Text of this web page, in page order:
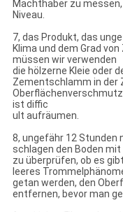
Machthaber zu
Niveau.
7, das Produkt, das
Klima und dem Grad
müssen wir verwenden
die hölzerne Kleie oder
Zementschlamm in der
ist diffic
ult aufräumen.
8, ungefähr 12 Stunden
schlagen den Boden
zu überprüfen, ob es gibt
leeres
getan werden, den
entfernen, bevor man